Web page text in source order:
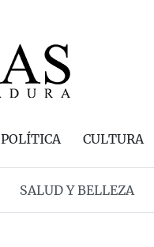
POLÍTICA CULTURA
SALUD Y BELLEZA